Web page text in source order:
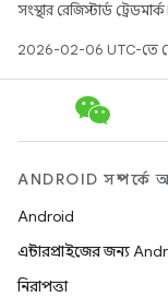
সংস্থার রেজিস্টার্ড ট্রেডমার্ক।
2026-02-06 UTC-তে
ANDROID
Android
এন্টারপ্রাইজের জন্য
নিরাপত্তা